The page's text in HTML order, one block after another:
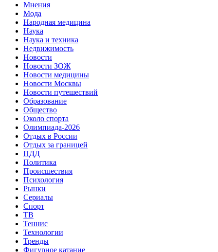
Мнения
Мода
Народная медицина
Наука
Наука и техника
Недвижимость
Новости
Новости ЗОЖ
Новости медицины
Новости Москвы
Новости путешествий
Образование
Общество
Около спорта
Олимпиада-2026
Отдых в России
Отдых за границей
ПДД
Политика
Происшествия
Психология
Рынки
Сериалы
Спорт
ТВ
Теннис
Технологии
Тренды
Фигурное катание